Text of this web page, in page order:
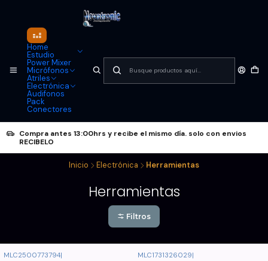
Home
Estudio
Power Mixer
Micrófonos
Atriles
Electrónica
Audifonos
Pack
Conectores
Compra antes 13:00hrs y recibe el mismo día. solo con envios
RECIBELO
Inicio Electrónica Herramientas
Herramientas
Filtros
MLC2500773794| MLC1731326029|